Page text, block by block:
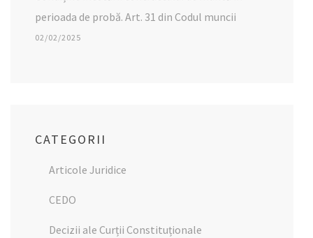
perioada de probă. Art. 31 din Codul muncii
02/02/2025
CATEGORII
Articole Juridice
CEDO
Decizii ale Curții Constituționale